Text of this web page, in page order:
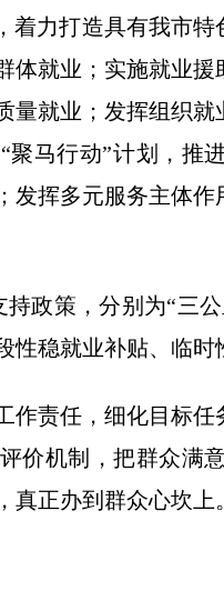
着力打造具有我市
体就业；实施就业
量就业；发挥组织
马行动”计划，推
发挥多元服务主体
持政策，分别为“三
性稳就业补贴、临时
作责任，细化目标
价机制，把群众满
真正办到群众心坎上